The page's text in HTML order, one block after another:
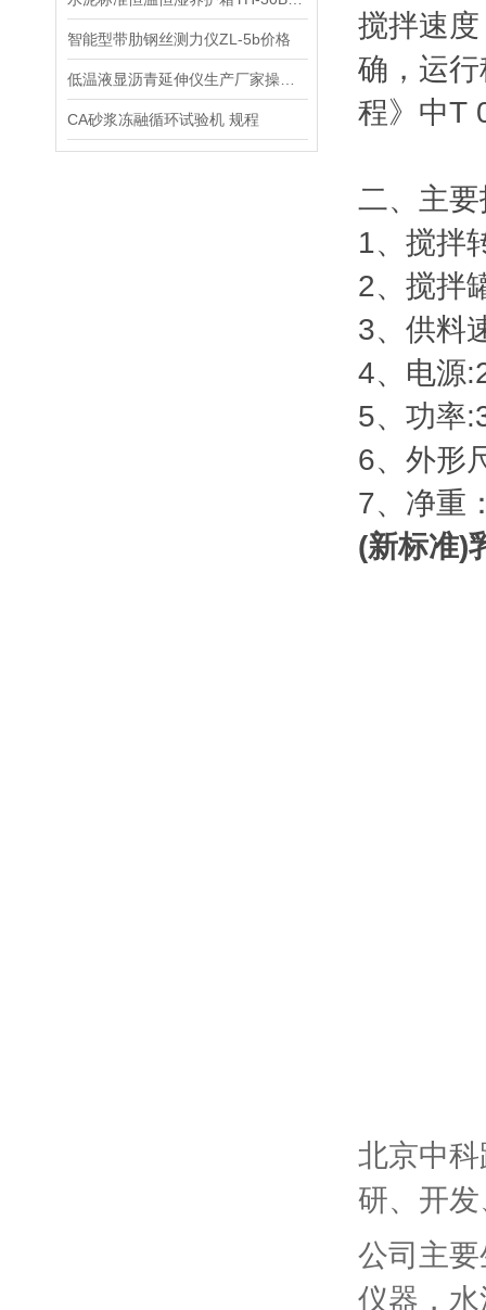
智能型带肋钢丝测力仪ZL-5b价格
CA砂浆冻融循环试验机 规程
搅拌速
确，运
程》中T
二、主
1、搅拌
2、搅拌
3、供料
4、电源
5、功率
6、外形
7、净重
(新标准)
北京中
研、开
公司主
仪器，